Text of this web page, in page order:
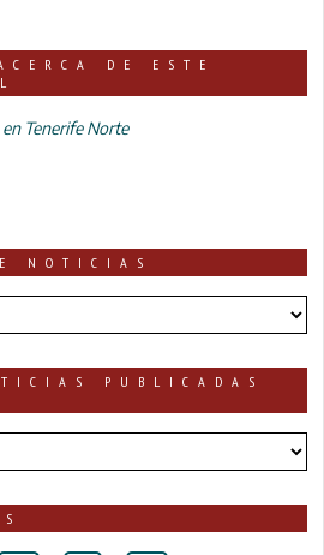
DE ESTE
Tenerife Norte
NOTICIAS
PUBLICADAS